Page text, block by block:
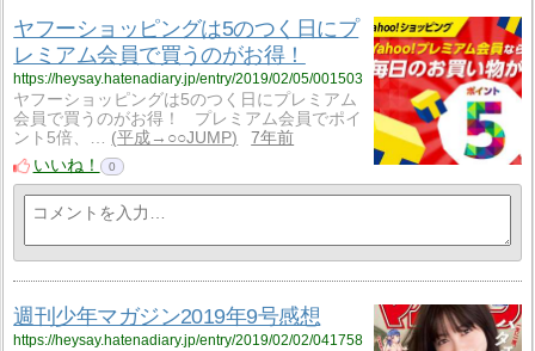
ヤフーショッピングは5のつく日にプ
レミアム会員で買うのがお得！
https://heysay.hatenadiary.jp/entry/2019/02/05/001503
ヤフーショッピングは5のつく日にプレミアム
会員で買うのがお得！ プレミアム会員でポイ
ント5倍、…
平成→○○JUMP
7年前
いいね！
0
週刊少年マガジン2019年9号感想
https://heysay.hatenadiary.jp/entry/2019/02/02/041758